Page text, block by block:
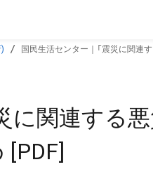
国民生活センター｜「震災に関連
に関連する